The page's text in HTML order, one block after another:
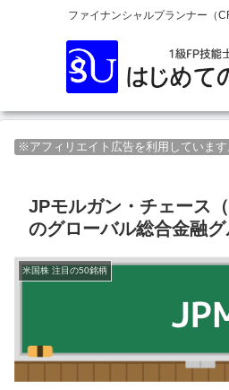
ファイナンシャルプランナー（
※アフィリエイト広告を利用しています
JPモルガン・チェース
のグローバル総合金融
米国株 注目の50銘柄